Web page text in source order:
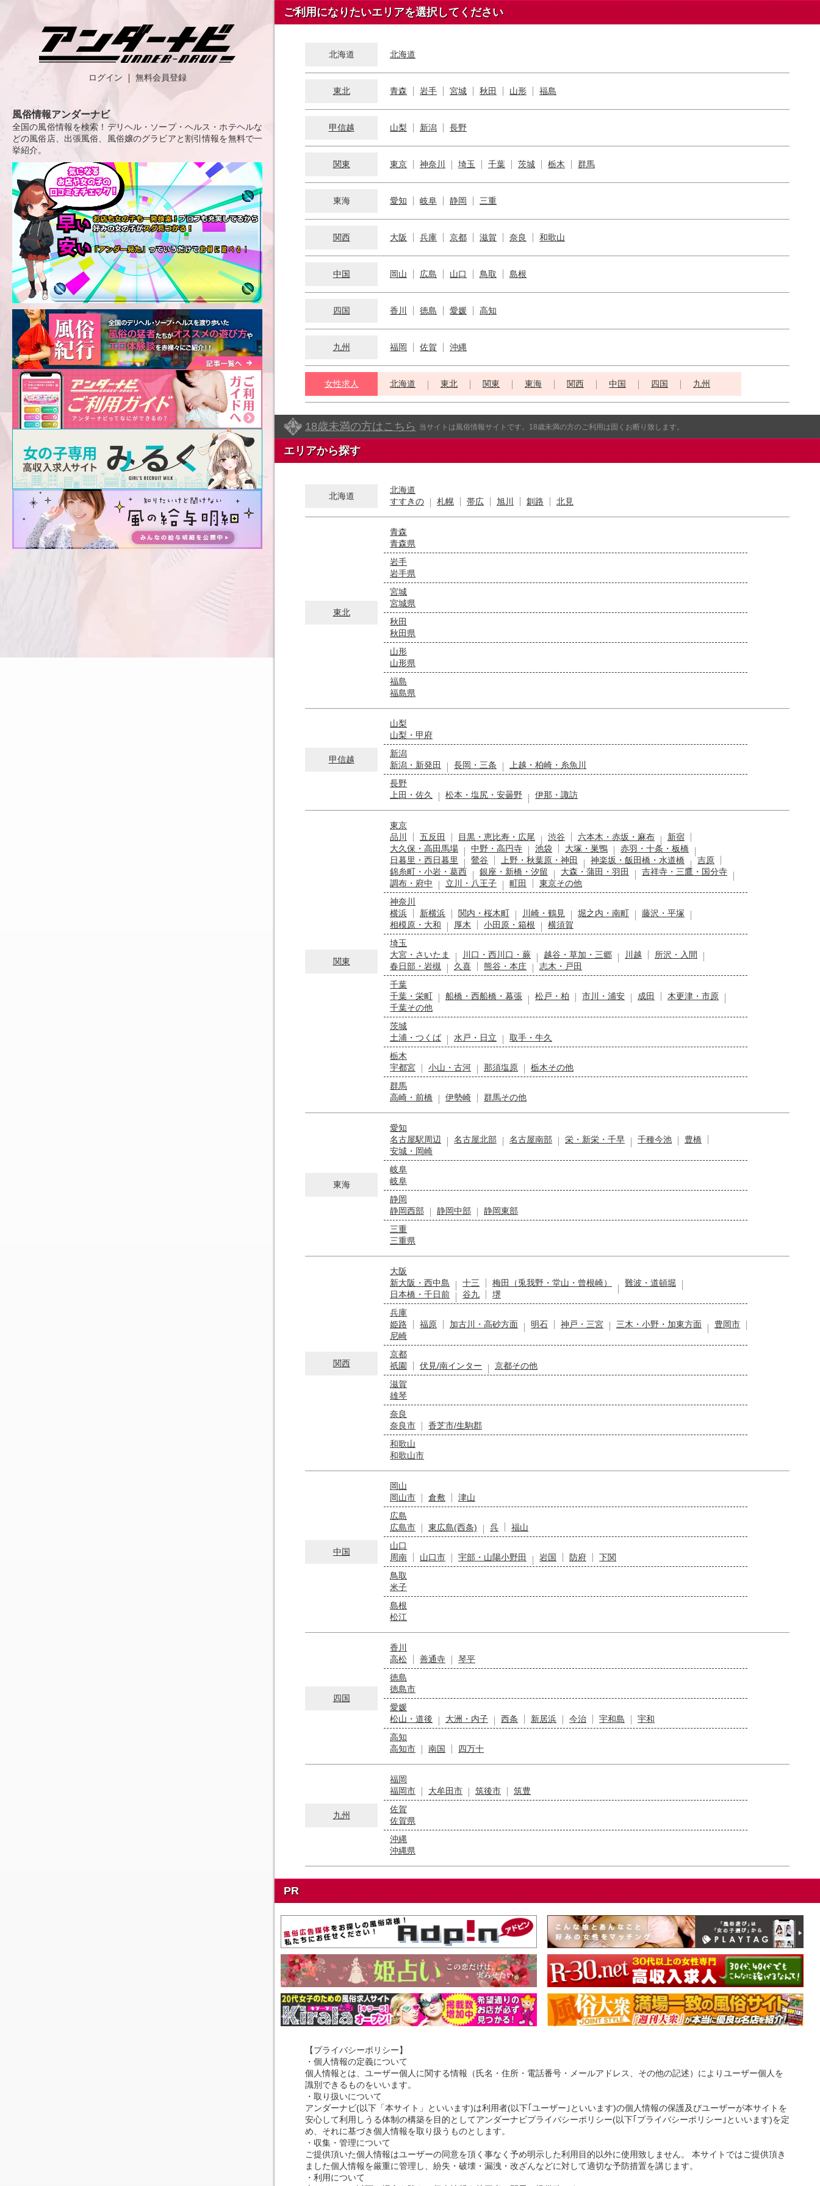
ログイン 無料会員登録
風俗情報アンダーナビ
全国の風俗情報を検索！デリヘル・ソープ・ヘルス・ホテヘルな
どの風俗店、出張風俗、風俗嬢のグラビアと割引情報を無料で一
挙紹介。
ご利用になりたいエリアを選択してください
北海道 北海道
東北 青森 岩手 宮城 秋田 山形 福島
甲信越 山梨 新潟 長野
関東 東京 神奈川 埼玉 千葉 茨城 栃木 群馬
東海 愛知 岐阜 静岡 三重
関西 大阪 兵庫 京都 滋賀 奈良 和歌山
中国 岡山 広島 山口 鳥取 島根
四国 香川 徳島 愛媛 高知
九州 福岡 佐賀 沖縄
女性求人 北海道 東北 関東 東海 関西 中国 四国 九州
18歳未満の方はこちら 当サイトは風俗情報サイトです。18歳未満の方のご利用は固くお断り致します。
エリアから探す
北海道
北海道
すすきの
札幌 帯広 旭川 釧路 北見
東北
青森
青森県
岩手
岩手県
宮城
宮城県
秋田
秋田県
山形
山形県
福島
福島県
甲信越
山梨
山梨・甲府
新潟
新潟・新発田
長岡・三条
上越・柏崎・糸魚川
長野
上田・佐久
松本・塩尻・安曇野 伊那・諏訪
関東
東京
品川
五反田 目黒・恵比寿・広尾 渋谷 六本木・赤坂・麻布
新宿
大久保・高田馬場
中野・高円寺 池袋 大塚・巣鴨
赤羽・十条・板橋
日暮里・西日暮里
鶯谷 上野・秋葉原・神田 神楽坂・飯田橋・水道橋
吉原
錦糸町・小岩・葛西
銀座・新橋・汐留 大森・蒲田・羽田
吉祥寺・三鷹・国分寺
調布・府中
立川・八王子 町田
東京その他
神奈川
横浜
新横浜 関内・桜木町 川崎・鶴見 堀之内・南町
藤沢・平塚
相模原・大和
厚木 小田原・箱根
横須賀
埼玉
大宮・さいたま
川口・西川口・蕨 越谷・草加・三郷 川越
所沢・入間
春日部・岩槻
久喜 熊谷・本庄
志木・戸田
千葉
千葉・栄町
船橋・西船橋・幕張 松戸・柏 市川・浦安 成田
木更津・市原
千葉その他
茨城
土浦・つくば
水戸・日立
取手・牛久
栃木
宇都宮
小山・古河 那須塩原
栃木その他
群馬
高崎・前橋
伊勢崎 群馬その他
東海
愛知
名古屋駅周辺
名古屋北部 名古屋南部 栄・新栄・千早 千種今池
豊橋
安城・岡崎
岐阜
岐阜
静岡
静岡西部
静岡中部
静岡東部
三重
三重県
関西
大阪
新大阪・西中島
十三 梅田（兎我野・堂山・曾根崎）
難波・道頓堀
日本橋・千日前
谷九
堺
兵庫
姫路
福原 加古川・高砂方面 明石 神戸・三宮 三木・小野・加東方面
豊岡市
尼崎
京都
祇園
伏見/南インター
京都その他
滋賀
雄琴
奈良
奈良市
香芝市/生駒郡
和歌山
和歌山市
中国
岡山
岡山市
倉敷
津山
広島
広島市
東広島(西条) 呉
福山
山口
周南
山口市 宇部・山陽小野田 岩国 防府
下関
鳥取
米子
島根
松江
四国
香川
高松
善通寺
琴平
徳島
徳島市
愛媛
松山・道後
大洲・内子 西条 新居浜 今治 宇和島
宇和
高知
高知市
南国 四万十
九州
福岡
福岡市
大牟田市 筑後市
筑豊
佐賀
佐賀県
沖縄
沖縄県
PR
【プライバシーポリシー】
・個人情報の定義について
個人情報とは、ユーザー個人に関する情報（氏名・住所・電話番号・メールアドレス、その他の記述）によりユーザー個人を
識別できるものをいいます。
・取り扱いについて
アンダーナビ(以下「本サイト」といいます)は利用者(以下｢ユーザー｣といいます)の個人情報の保護及びユーザーが本サイトを
安心して利用しうる体制の構築を目的としてアンダーナビプライバシーポリシー(以下｢プライバシーポリシー｣といいます)を定
め、それに基づき個人情報を取り扱うものとします。
・収集・管理について
ご提供頂いた個人情報はユーザーの同意を頂く事なく予め明示した利用目的以外に使用致しません。 本サイトではご提供頂き
ました個人情報を厳重に管理し、紛失・破壊・漏洩・改ざんなどに対して適切な予防措置を講じます。
・利用について